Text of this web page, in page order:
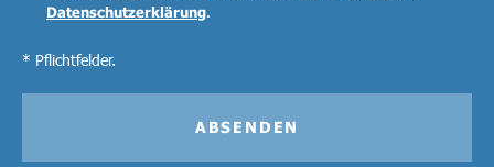
Datenschutzerklärung.
* Pflichtfelder.
ABSENDEN